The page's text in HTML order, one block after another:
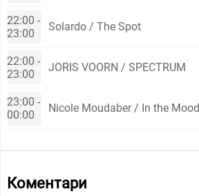
22:00 -
23:00
Solardo / The Spot
22:00 -
23:00
JORIS VOORN / SPECTRUM
23:00 -
00:00
Nicole Moudaber / In the Mood
Коментари